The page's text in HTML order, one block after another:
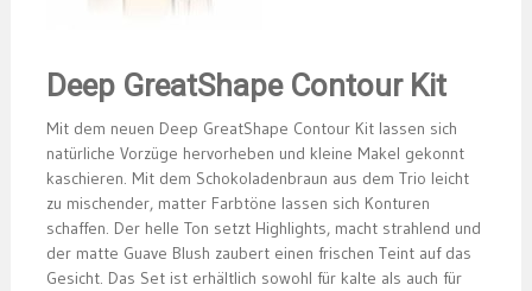
Deep GreatShape Contour Kit
Mit dem neuen Deep GreatShape Contour Kit lassen sich
natürliche Vorzüge hervorheben und kleine Makel gekonnt
kaschieren. Mit dem Schokoladenbraun aus dem Trio leicht
zu mischender, matter Farbtöne lassen sich Konturen
schaffen. Der helle Ton setzt Highlights, macht strahlend und
der matte Guave Blush zaubert einen frischen Teint auf das
Gesicht. Das Set ist erhältlich sowohl für kalte als auch für